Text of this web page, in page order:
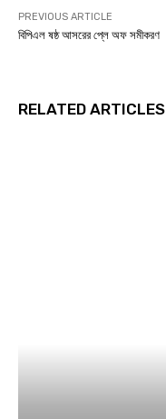
PREVIOUS ARTICLE
বিপিএল ষষ্ঠ আসরের প্লে অফ সমীকরণ
RELATED ARTICLES